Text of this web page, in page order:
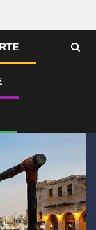
: ce qu’il faut